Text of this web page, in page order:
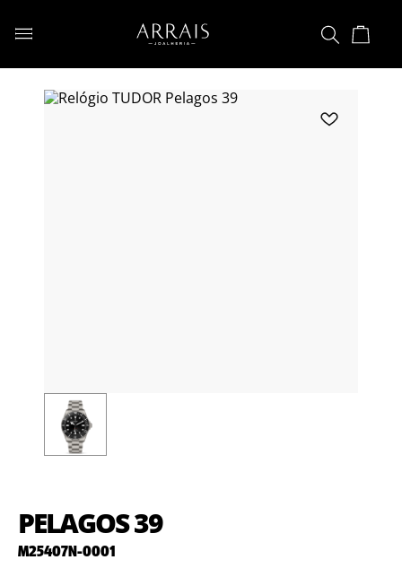
PELAGOS 39
M25407N-0001